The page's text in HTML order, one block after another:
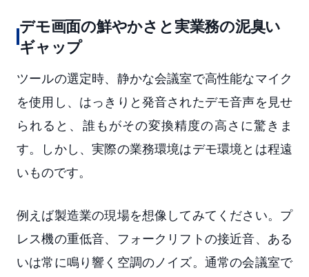
デモ画面の鮮やかさと実業務の泥臭い
ギャップ
ツールの選定時、静かな会議室で高性能なマイク
を使用し、はっきりと発音されたデモ音声を見せ
られると、誰もがその変換精度の高さに驚きま
す。しかし、実際の業務環境はデモ環境とは程遠
いものです。
例えば製造業の現場を想像してみてください。プ
レス機の重低音、フォークリフトの接近音、ある
いは常に鳴り響く空調のノイズ。通常の会議室で